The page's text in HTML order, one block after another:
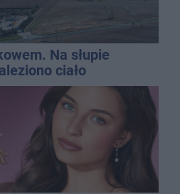
Na słupie
ciało